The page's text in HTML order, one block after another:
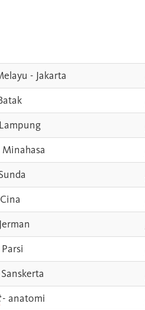
- Jakarta
- anatomi